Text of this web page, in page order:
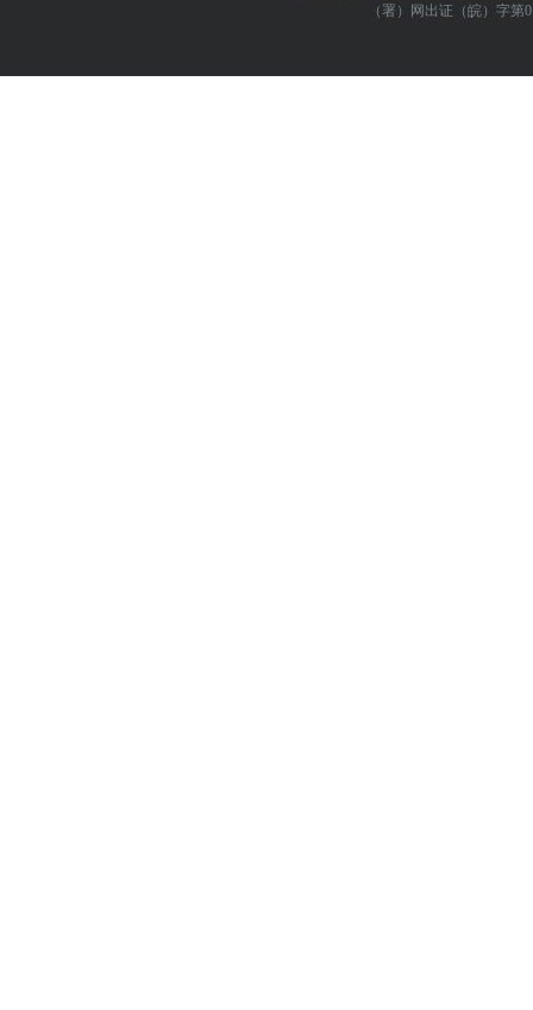
（署）网出证（皖）字第